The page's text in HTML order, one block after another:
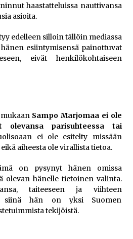
haastatteluissa nauttivansa
asioita.
edelleen silloin tällöin mediassa
esiintymisensä painottuvat
eivät henkilökohtaiseen
Sampo Marjomaa ei ole
olevansa parisuhteessa tai
ei ole esitelty missään
aiheesta ole virallista tietoa.
on pysynyt hänen omissa
olevan hänelle tietoinen valinta.
taiteeseen ja viihteen
siinä hän on yksi Suomen
tekijöistä.